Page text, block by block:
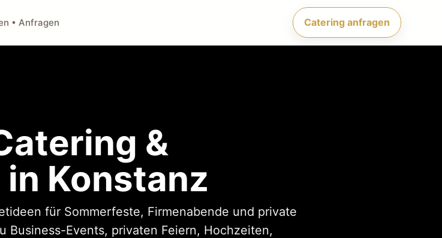
• Anfragen Catering anfragen
&
Konstanz
für Sommerfeste, Firmenabende und private
Business-Events, privaten Feiern, Hochzeiten,